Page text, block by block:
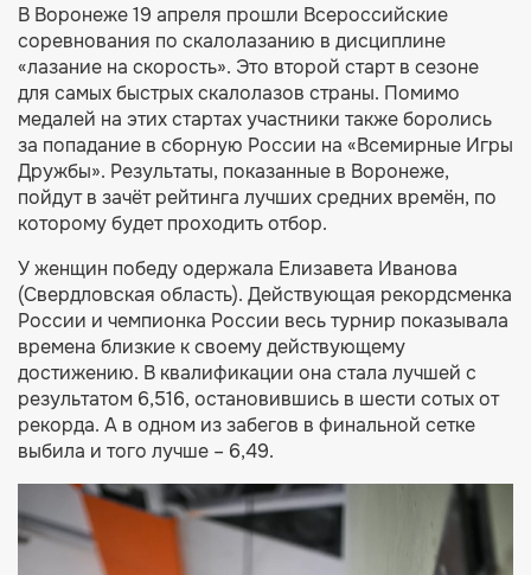
В Воронеже 19 апреля прошли Всероссийские
соревнования по скалолазанию в дисциплине
«лазание на скорость». Это второй старт в сезоне
для самых быстрых скалолазов страны. Помимо
медалей на этих стартах участники также боролись
за попадание в сборную России на «Всемирные Игры
Дружбы». Результаты, показанные в Воронеже,
пойдут в зачёт рейтинга лучших средних времён, по
которому будет проходить отбор.
У женщин победу одержала Елизавета Иванова
(Свердловская область). Действующая рекордсменка
России и чемпионка России весь турнир показывала
времена близкие к своему действующему
достижению. В квалификации она стала лучшей с
результатом 6,516, остановившись в шести сотых от
рекорда. А в одном из забегов в финальной сетке
выбила и того лучше – 6,49.